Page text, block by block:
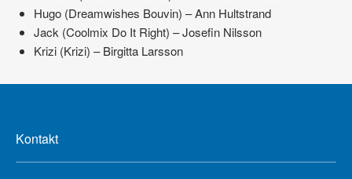
Hugo (Dreamwishes Bouvin) – Ann Hultstrand
Jack (Coolmix Do It Right) – Josefin Nilsson
Krizi (Krizi) – Birgitta Larsson
Kontakt